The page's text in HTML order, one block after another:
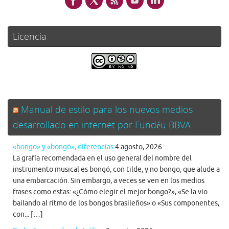
Licencia
.
Manual de estilo para los nuevos medios
desarrollado en internet por Fundéu BBVA
«bongo» y «bongó», diferencias4 agosto, 2026
La grafía recomendada en el uso general del nombre del
instrumento musical es bongó, con tilde, y no bongo, que alude a
una embarcación. Sin embargo, a veces se ven en los medios
frases como estas: «¿Cómo elegir el mejor bongo?», «Se la vio
bailando al ritmo de los bongos brasileños» o «Sus componentes,
con... […]